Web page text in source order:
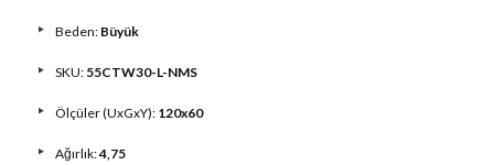
Beden: Büyük
SKU: 55CTW30-L-NMS
Ölçüler (UxGxY): 120x60
Ağırlık:4,75